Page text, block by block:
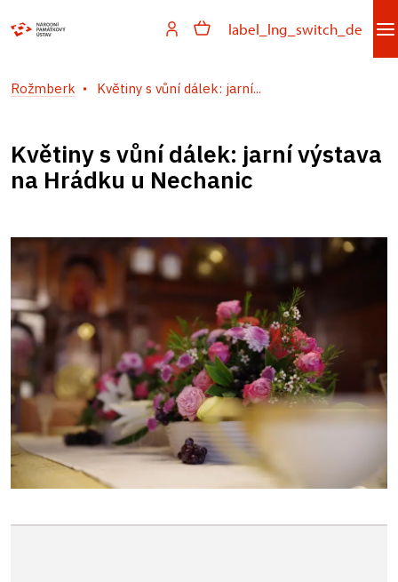
label_lng_switch_de
Rožmberk Květiny s vůní dálek: jarní...
Květiny s vůní dálek: jarní výstava
na Hrádku u Nechanic